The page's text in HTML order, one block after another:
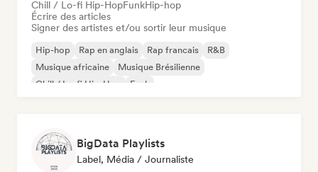
Chill / Lo-fi Hip-HopFunkHip-hop
Écrire des articles
Signer des artistes et/ou sortir leur musique
Hip-hop Rap en anglais Rap francais
R&B
Musique africaine
Musique Brésilienne
Chill / Lo-fi Hip-Hop
Funk
BigData Playlists
Label, Média / Journaliste